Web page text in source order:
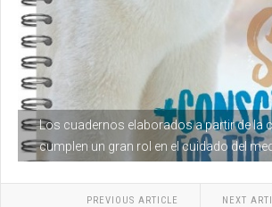
Los cuadernos elaborados a partir de la
cumplen un gran rol en el cuidado del
PREVIOUS ARTICLE NEXT